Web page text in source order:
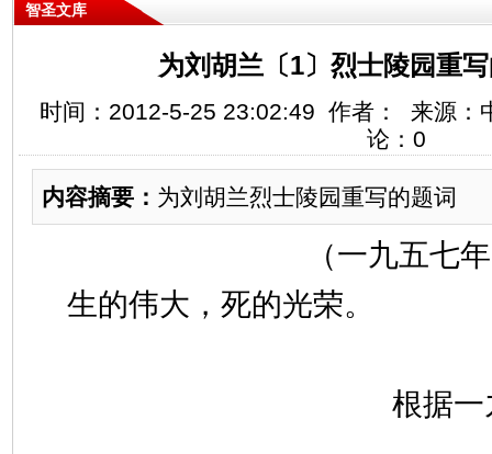
智圣文库
为刘胡兰〔1〕烈士陵园重
时间：2012-5-25 23:02:49 作者： 来源：
论： 0
内容摘要： 为刘胡兰烈士陵园重写的题词
（一九五七
生的伟大，死的光荣。
根据